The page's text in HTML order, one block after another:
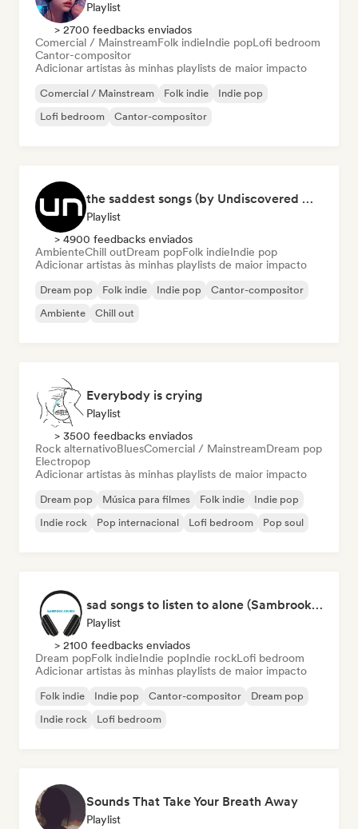
Playlist
> 2700 feedbacks enviados
Comercial / MainstreamFolk indieIndie popLofi bedroom
Cantor-compositor
Adicionar artistas às minhas playlists de maior impacto
Comercial / Mainstream Folk indie
Indie pop
Lofi bedroom
Cantor-compositor
the saddest songs (by Undiscovered Music)
Playlist
> 4900 feedbacks enviados
AmbienteChill outDream popFolk indieIndie pop
Adicionar artistas às minhas playlists de maior impacto
Dream pop Folk indie Indie pop
Cantor-compositor
Ambiente
Chill out
Everybody is crying
Playlist
> 3500 feedbacks enviados
Rock alternativoBluesComercial / MainstreamDream pop
Electropop
Adicionar artistas às minhas playlists de maior impacto
Dream pop Música para filmes Folk indie
Indie pop
Indie rock
Pop internacional Lofi bedroom Pop soul
sad songs to listen to alone (Sambrook Sounds)
Playlist
> 2100 feedbacks enviados
Dream popFolk indieIndie popIndie rockLofi bedroom
Adicionar artistas às minhas playlists de maior impacto
Folk indie Indie pop Cantor-compositor
Dream pop
Indie rock
Lofi bedroom
Sounds That Take Your Breath Away
Playlist